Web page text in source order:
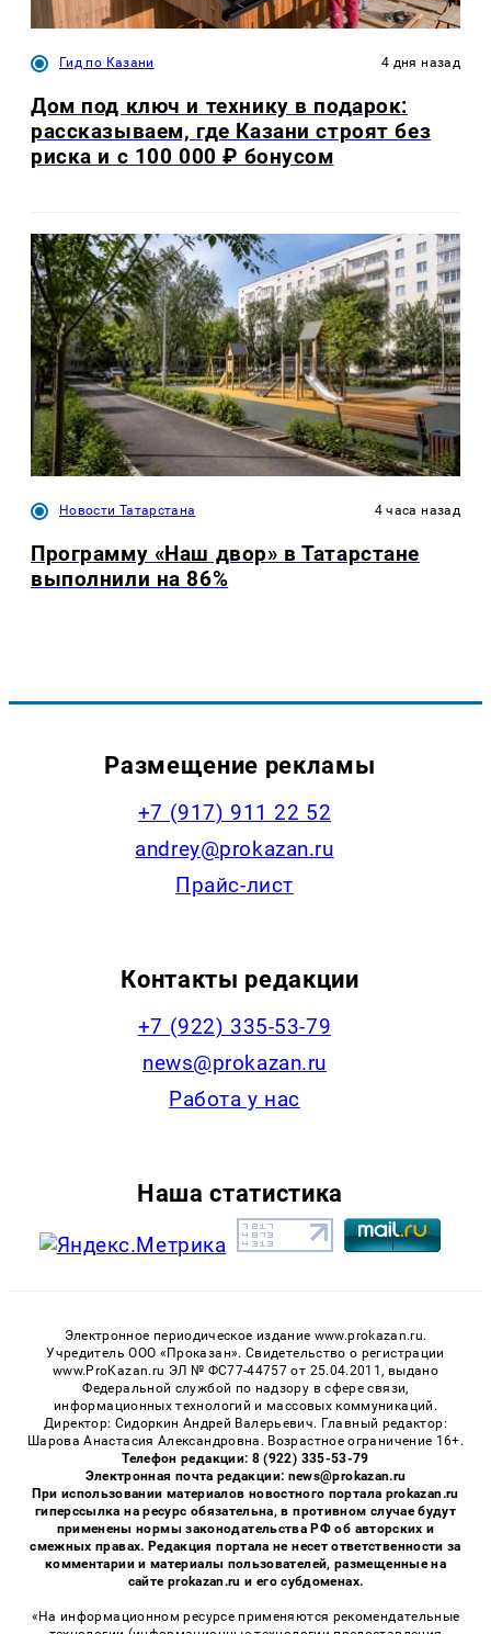
Гид по Казани 4 дня назад
Дом под ключ и технику в подарок:
рассказываем, где Казани строят без
риска и с 100 000 ₽ бонусом
Новости Татарстана 4 часа назад
Программу «Наш двор» в Татарстане
выполнили на 86%
Размещение рекламы
+7 (917) 911 22 52
andrey@prokazan.ru
Прайс-лист
Контакты редакции
+7 (922) 335-53-79
news@prokazan.ru
Работа у нас
Наша статистика
Электронное периодическое издание www.prokazan.ru.
Учредитель ООО «Проказан». Cвидетельство о регистрации
www.ProKazan.ru ЭЛ № ФС77-44757 от 25.04.2011, выдано
Федеральной службой по надзору в сфере связи,
информационных технологий и массовых коммуникаций.
Директор: Сидоркин Андрей Валерьевич. Главный редактор:
Шарова Анастасия Александровна. Возрастное ограничение 16+.
Телефон редакции: 8 (922) 335-53-79
Электронная почта редакции: news@prokazan.ru
При использовании материалов новостного портала prokazan.ru
гиперссылка на ресурс обязательна, в противном случае будут
применены нормы законодательства РФ об авторских и
смежных правах. Редакция портала не несет ответственности за
комментарии и материалы пользователей, размещенные на
сайте prokazan.ru и его субдоменах.
«На информационном ресурсе применяются рекомендательные